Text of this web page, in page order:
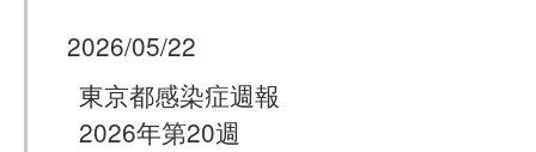
2026/05/22
東京都感染症週報
2026年第20週